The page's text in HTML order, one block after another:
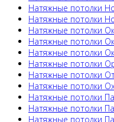
Натяжные потолки
Натяжные потолки
Натяжные потолки
Натяжные потолки
Натяжные потолки
Натяжные потолки
Натяжные потолки
Натяжные потолки
Натяжные потолки
Натяжные потолки
Натяжные потолки